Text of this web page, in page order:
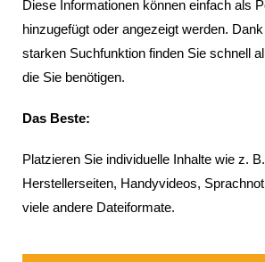
Diese Infor­ma­tionen können einfach als
hinzu­ge­fügt oder ange­zeigt werden.
starken Such­funk­tion finden Sie schnell
die Sie benö­tigen.
Das Beste:
Plat­zieren Sie indi­vi­du­elle Inhalte wie z.
Herstel­ler­seiten, Handy­vi­deos,
viele andere Datei­for­mate.